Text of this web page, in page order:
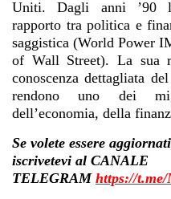
Uniti. Dagli anni ’90
rapporto tra politica e
saggistica (World Power
of Wall Street). La sua
conoscenza dettagliata
rendono uno dei
dell’economia, della
Se volete essere
iscrivetevi al CANALE
TELEGRAM https://t.me/